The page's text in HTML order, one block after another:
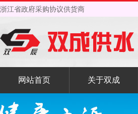
浙江省政府采购协议供货商
网站首页 关于双成